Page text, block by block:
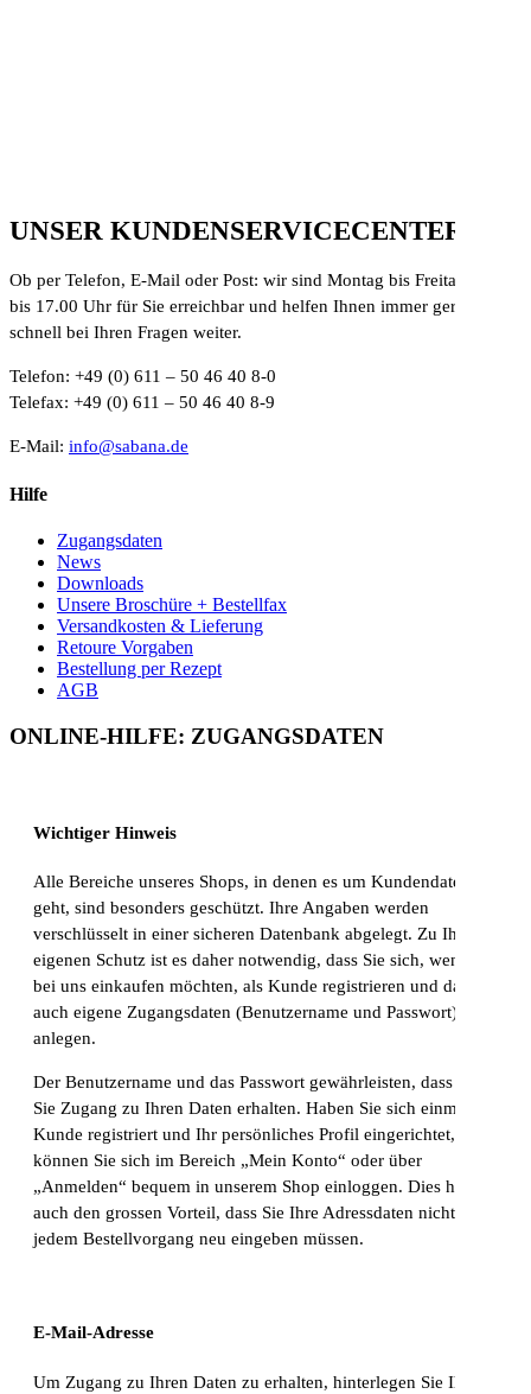
UNSER KUNDENSERVICECENTER
Ob per Telefon, E-Mail oder Post: wir sind Montag bis Freitag von 8
bis 17.00 Uhr für Sie erreichbar und helfen Ihnen immer gerne und
schnell bei Ihren Fragen weiter.
Telefon: +49 (0) 611 – 50 46 40 8-0
Telefax: +49 (0) 611 – 50 46 40 8-9
E-Mail: info@sabana.de
Hilfe
Zugangsdaten
News
Downloads
Unsere Broschüre + Bestellfax
Versandkosten & Lieferung
Retoure Vorgaben
Bestellung per Rezept
AGB
ONLINE-HILFE: ZUGANGSDATEN
Wichtiger Hinweis
Alle Bereiche unseres Shops, in denen es um Kundendaten
geht, sind besonders geschützt. Ihre Angaben werden
verschlüsselt in einer sicheren Datenbank abgelegt. Zu Ihrem
eigenen Schutz ist es daher notwendig, dass Sie sich, wenn Sie
bei uns einkaufen möchten, als Kunde registrieren und dafür
auch eigene Zugangsdaten (Benutzername und Passwort)
anlegen.
Der Benutzername und das Passwort gewährleisten, dass nur
Sie Zugang zu Ihren Daten erhalten. Haben Sie sich einmal als
Kunde registriert und Ihr persönliches Profil eingerichtet,
können Sie sich im Bereich „Mein Konto“ oder über
„Anmelden“ bequem in unserem Shop einloggen. Dies hat
auch den grossen Vorteil, dass Sie Ihre Adressdaten nicht bei
jedem Bestellvorgang neu eingeben müssen.
E-Mail-Adresse
Um Zugang zu Ihren Daten zu erhalten, hinterlegen Sie Ihre